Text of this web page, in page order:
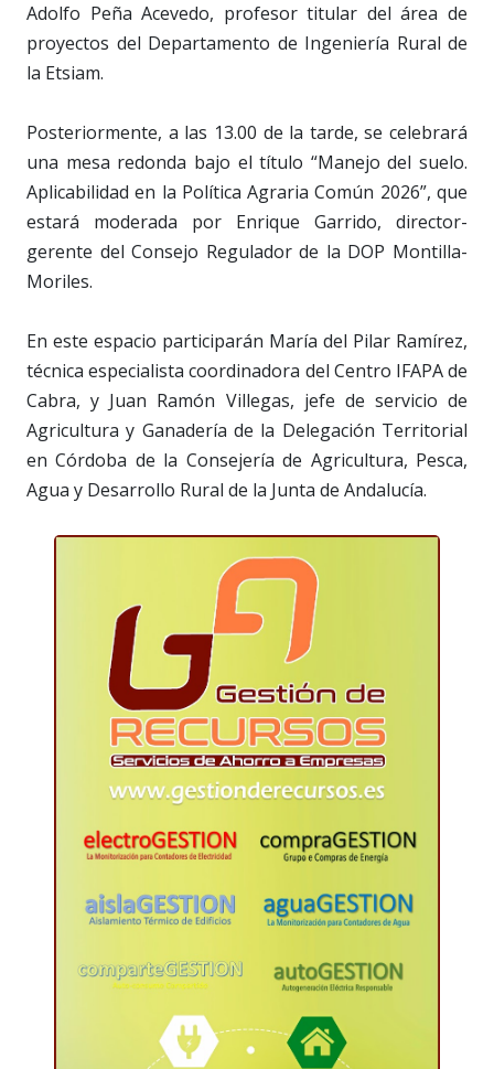
Adolfo Peña Acevedo, profesor titular del área de
proyectos del Departamento de Ingeniería Rural de
la Etsiam.
Posteriormente, a las 13.00 de la tarde, se celebrará
una mesa redonda bajo el título “Manejo del suelo.
Aplicabilidad en la Política Agraria Común 2026”, que
estará moderada por Enrique Garrido, director-
gerente del Consejo Regulador de la DOP Montilla-
Moriles.
En este espacio participarán María del Pilar Ramírez,
técnica especialista coordinadora del Centro IFAPA de
Cabra, y Juan Ramón Villegas, jefe de servicio de
Agricultura y Ganadería de la Delegación Territorial
en Córdoba de la Consejería de Agricultura, Pesca,
Agua y Desarrollo Rural de la Junta de Andalucía.